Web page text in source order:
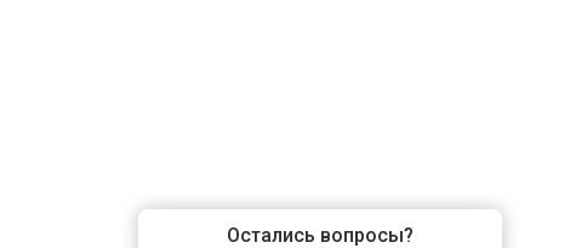
Остались вопросы?